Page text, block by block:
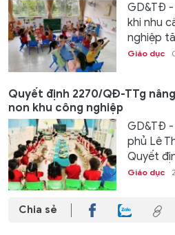
GD&TĐ
khi nhu
nghiệp
Giáo dục
Quyết định 2270/QĐ-TTg
non khu công nghiệp
GD&TĐ
phủ Lê
Quyết
Giáo dục
Chia sẻ